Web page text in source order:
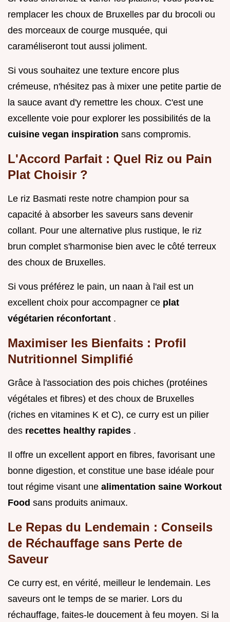
remplacer les choux de Bruxelles par du brocoli ou
des morceaux de courge musquée, qui
caraméliseront tout aussi joliment.
Si vous souhaitez une texture encore plus
crémeuse, n'hésitez pas à mixer une petite partie de
la sauce avant d'y remettre les choux. C'est une
excellente voie pour explorer les possibilités de la
cuisine vegan inspiration sans compromis.
L'Accord Parfait : Quel Riz ou Pain
Plat Choisir ?
Le riz Basmati reste notre champion pour sa
capacité à absorber les saveurs sans devenir
collant. Pour une alternative plus rustique, le riz
brun complet s'harmonise bien avec le côté terreux
des choux de Bruxelles.
Si vous préférez le pain, un naan à l'ail est un
excellent choix pour accompagner ce plat
végétarien réconfortant .
Maximiser les Bienfaits : Profil
Nutritionnel Simplifié
Grâce à l'association des pois chiches (protéines
végétales et fibres) et des choux de Bruxelles
(riches en vitamines K et C), ce curry est un pilier
des recettes healthy rapides .
Il offre un excellent apport en fibres, favorisant une
bonne digestion, et constitue une base idéale pour
tout régime visant une alimentation saine Workout
Food sans produits animaux.
Le Repas du Lendemain : Conseils
de Réchauffage sans Perte de
Saveur
Ce curry est, en vérité, meilleur le lendemain. Les
saveurs ont le temps de se marier. Lors du
réchauffage, faites-le doucement à feu moyen. Si la